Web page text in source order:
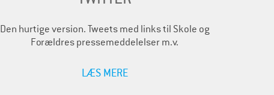
Den hurtige version. Tweets med links til Skole og
Forældres pressemeddelelser m.v.
LÆS MERE